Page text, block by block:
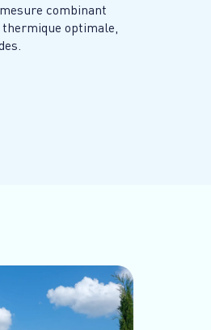
combinant
optimale,